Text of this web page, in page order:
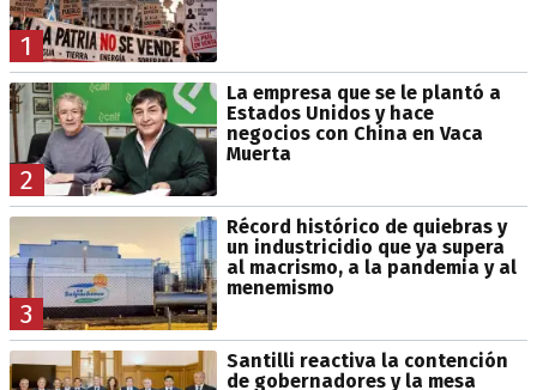
1
2
La empresa que se le plantó a
Estados Unidos y hace
negocios con China en Vaca
Muerta
3
Récord histórico de quiebras y
un industricidio que ya supera
al macrismo, a la pandemia y al
menemismo
Santilli reactiva la contención
de gobernadores y la mesa